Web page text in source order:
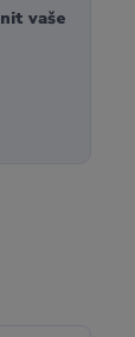
vaše